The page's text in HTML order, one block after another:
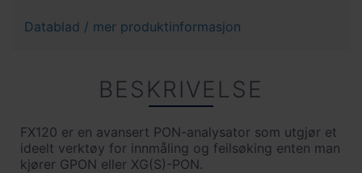
Datablad / mer produktinformasjon
BESKRIVELSE
FX120 er en avansert PON-analysator som utgjør et
ideelt verktøy for innmåling og feilsøking enten man
kjører GPON eller XG(S)-PON.